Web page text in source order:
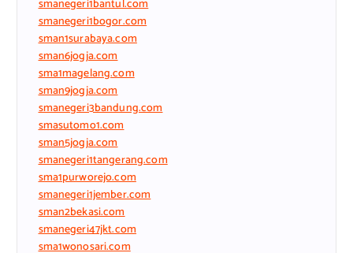
smanegeri1bantul.com
smanegeri1bogor.com
sman1surabaya.com
sman6jogja.com
sma1magelang.com
sman9jogja.com
smanegeri3bandung.com
smasutomo1.com
sman5jogja.com
smanegeri1tangerang.com
sma1purworejo.com
smanegeri1jember.com
sman2bekasi.com
smanegeri47jkt.com
sma1wonosari.com